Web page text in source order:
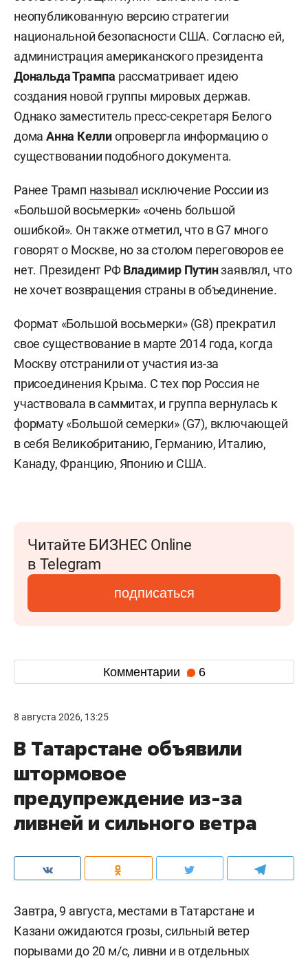
неопубликованную версию стратегии
национальной безопасности США. Согласно ей,
администрация американского президента
Дональда Трампа рассматривает идею
создания новой группы мировых держав.
Однако заместитель пресс-секретаря Белого
дома Анна Келлиопровергла информацию о
существовании подобного документа.
Ранее Трамп называл исключение России из
«Большой восьмерки» «очень большой
ошибкой». Он также отметил, что в G7 много
говорят о Москве, но за столом переговоров ее
нет. Президент РФВладимир Путинзаявлял, что
не хочет возвращения страны в объединение.
Формат «Большой восьмерки» (G8) прекратил
свое существование в марте 2014 года, когда
Москву отстранили от участия из-за
присоединения Крыма. С тех пор Россия не
участвовала в саммитах, и группа вернулась к
формату «Большой семерки» (G7), включающей
в себя Великобританию, Германию, Италию,
Канаду, Францию, Японию и США.
Читайте БИЗНЕС Online
в Telegram
подписаться
Комментарии 6
8 августа 2026, 13:25
В Татарстане объявили
штормовое
предупреждение из-за
ливней и сильного ветра
Завтра, 9 августа, местами в Татарстане и
Казани ожидаются грозы, сильный ветер
порывами до 20 м/c, ливни и в отдельных